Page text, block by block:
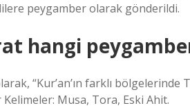
peygamber olarak gönderildi.
hangi
“Kur’an’ın farklı
Musa, Tora, Eski Ahit.